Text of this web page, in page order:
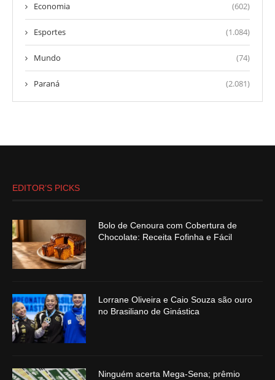
Economia (602)
Esportes (1.084)
Mundo (74)
Paraná (2.081)
EDITOR’S PICKS
Bolo de Cenoura com Cobertura de
Chocolate: Receita Fofinha e Fácil
Lorrane Oliveira e Caio Souza são ouro
no Brasiliano de Ginástica
Ninguém acerta Mega-Sena; prêmio